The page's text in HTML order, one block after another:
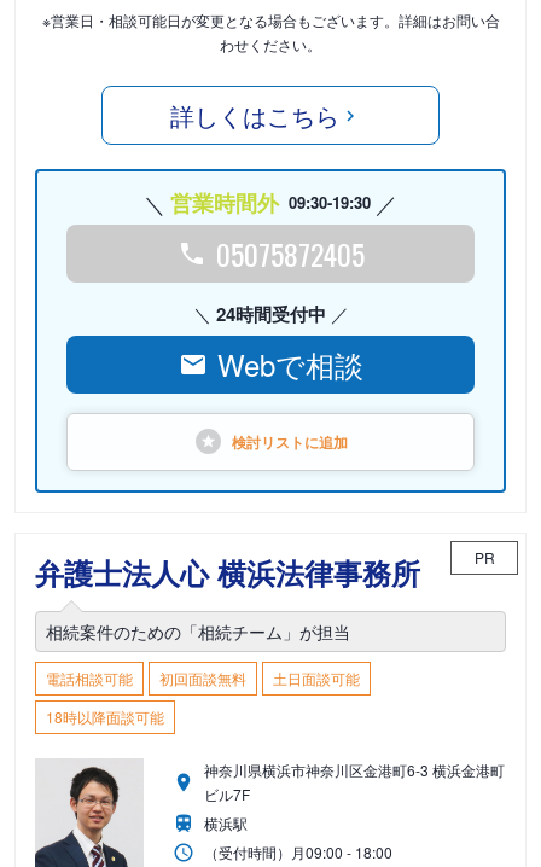
※営業日・相談可能日が変更となる場合もございます。詳細はお問い合
わせください。
詳しくはこちら
営業時間外 09:30-19:30
05075872405
24時間受付中
Webで相談
検討リストに追加
弁護士法人心 横浜法律事務所 PR
相続案件のための「相続チーム」が担当
電話相談可能 初回面談無料
土日面談可能
18時以降面談可能
神奈川県横浜市神奈川区金港町6-3 横浜金港町
ビル7F
横浜駅
（受付時間） 月09:00 - 18:00